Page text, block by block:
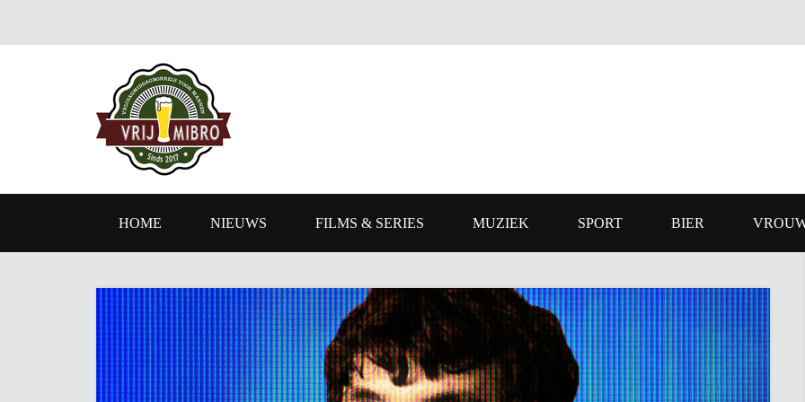
HOME NIEUWS FILMS & SERIES MUZIEK SPORT BIER